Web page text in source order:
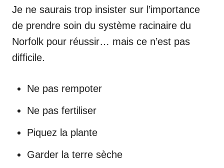
Je ne saurais trop insister sur l’importance
de prendre soin du système racinaire du
Norfolk pour réussir… mais ce n’est pas
difficile.
Ne pas rempoter
Ne pas fertiliser
Piquez la plante
Garder la terre sèche